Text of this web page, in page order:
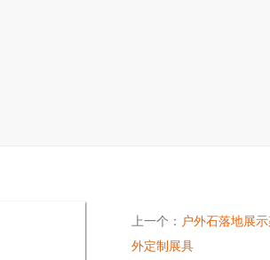
上一个： 户外石落地展
外定制展具